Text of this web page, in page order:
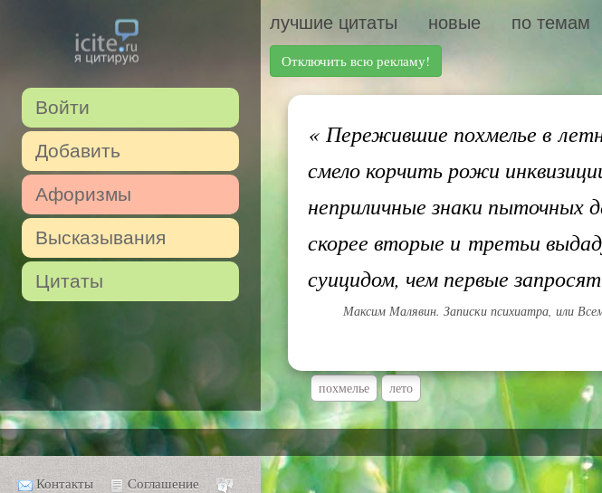
Войти
Добавить
Афоризмы
Высказывания
Цитаты
лучшие цитаты новые по темам
Отключить всю рекламу!
«Пережившие похмелье в
смело корчить рожи
неприличные знаки пыточных
скорее вторые и третьи
суицидом, чем первые
Максим Малявин. Записки психиатра, или Всем
похмелье лето
Контакты
Соглашение